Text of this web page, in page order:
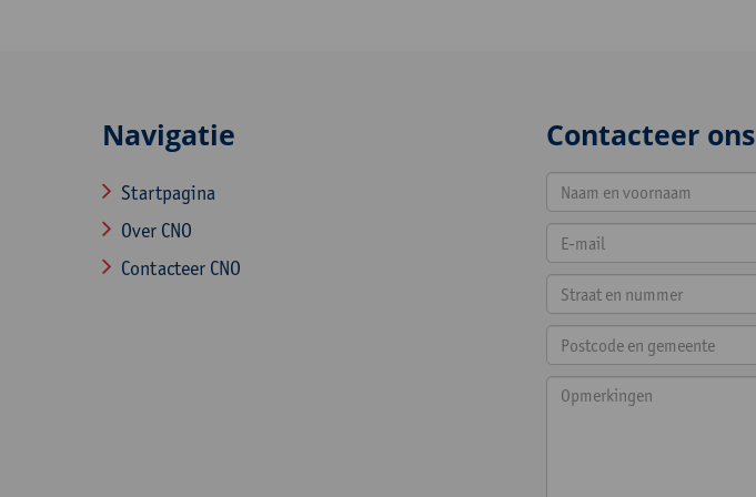
Navigatie
Startpagina
Over CNO
Contacteer CNO
Contacteer ons